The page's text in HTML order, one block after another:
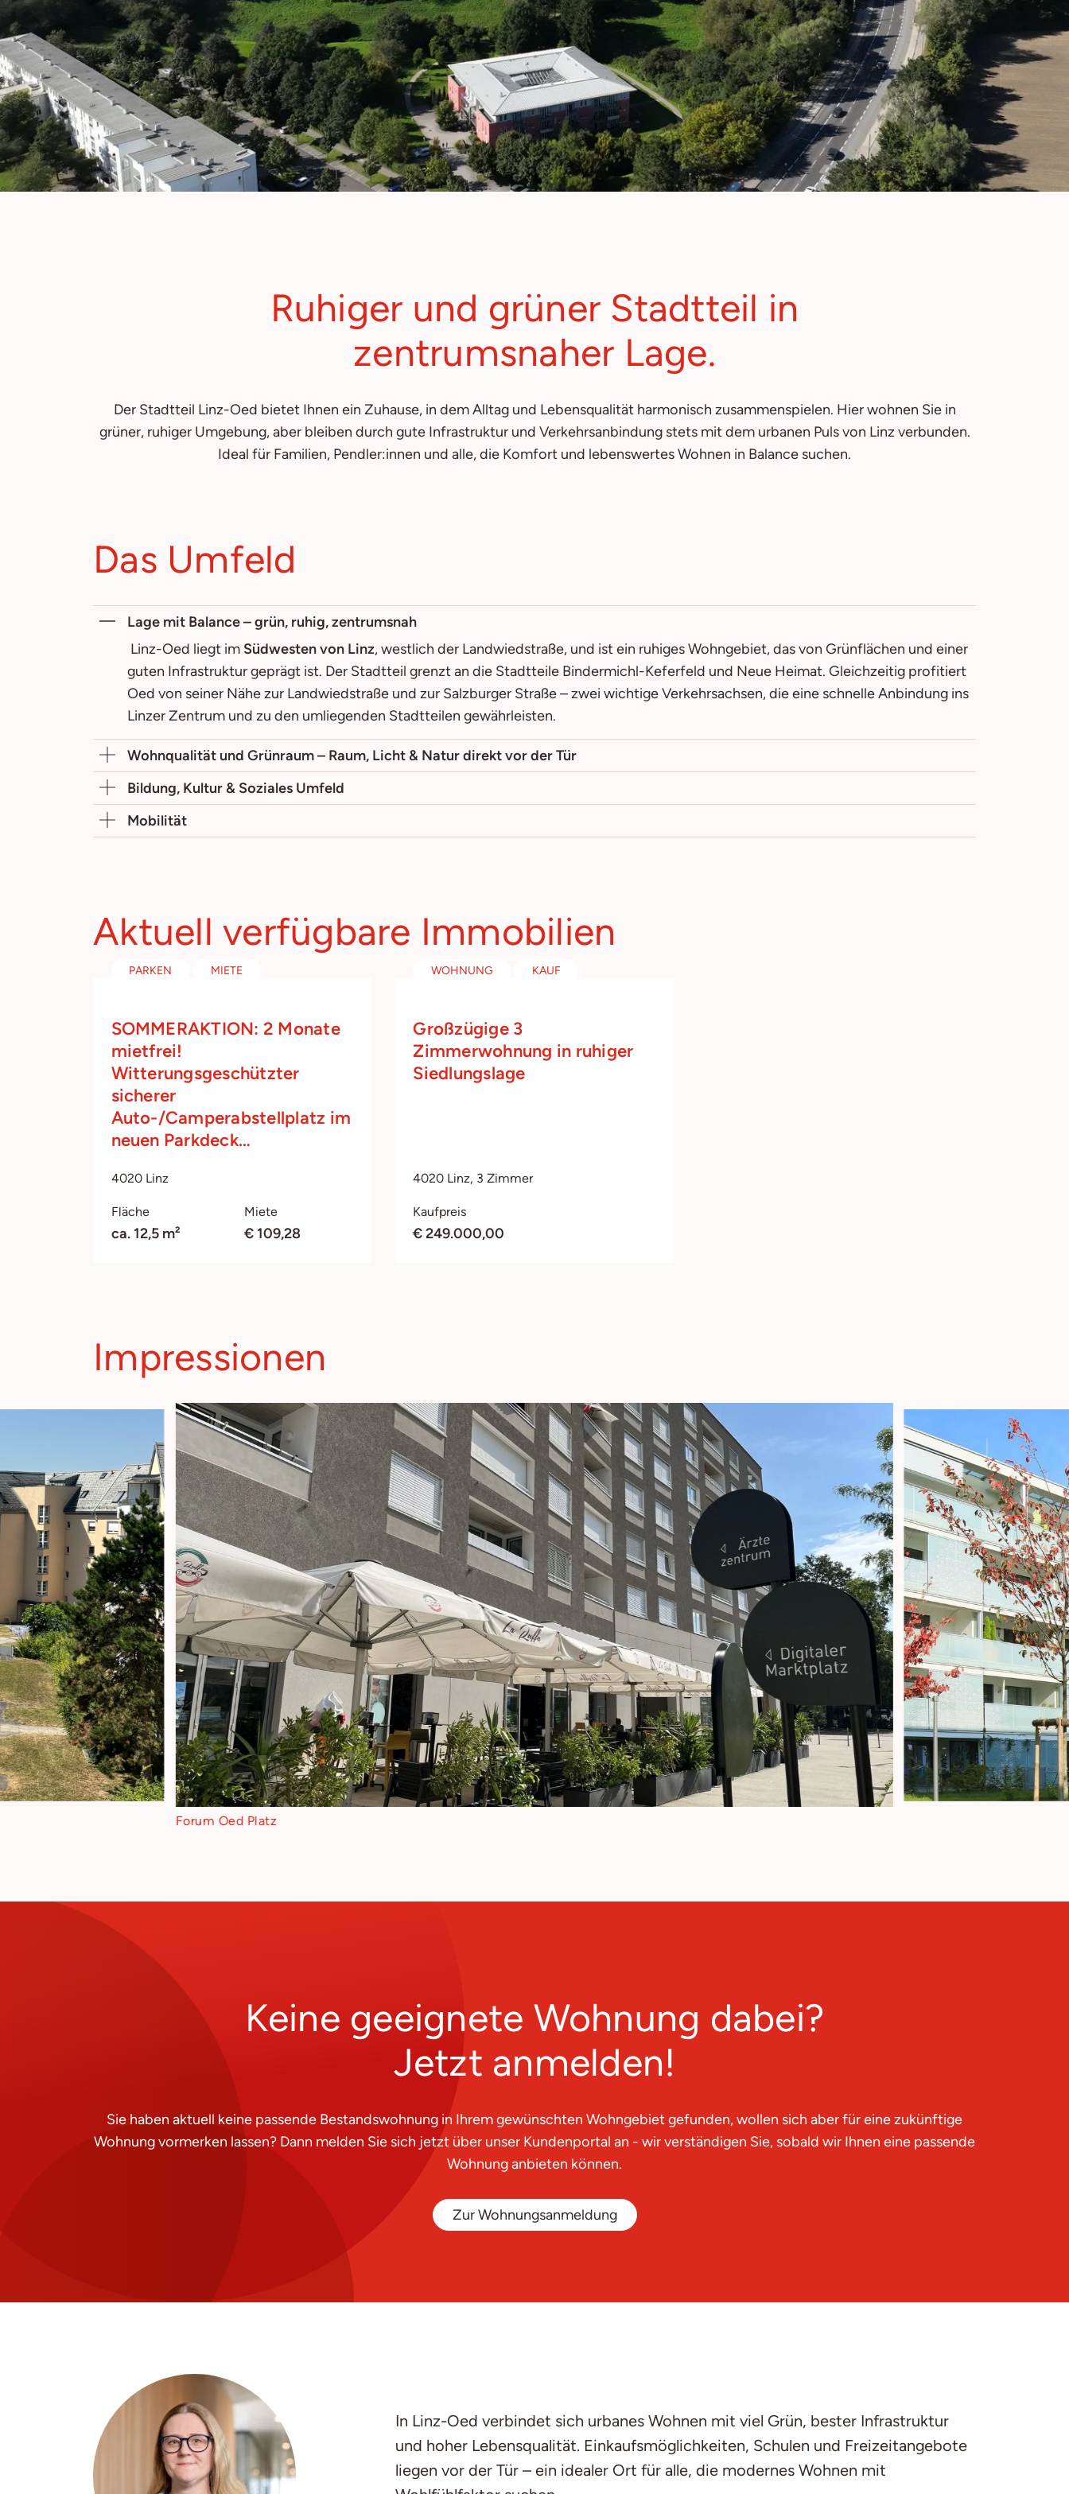
Ruhiger und grüner Stadtteil in
zentrumsnaher Lage.
Der Stadtteil Linz-Oed bietet Ihnen ein Zuhause, in dem Alltag und Lebensqualität harmonisch zusammenspielen. Hier wohnen Sie in
grüner, ruhiger Umgebung, aber bleiben durch gute Infrastruktur und Verkehrsanbindung stets mit dem urbanen Puls von Linz verbunden.
Ideal für Familien, Pendler:innen und alle, die Komfort und lebenswertes Wohnen in Balance suchen.
Das Umfeld
Lage mit Balance – grün, ruhig, zentrumsnah
Linz-Oed liegt im Südwesten von Linz, westlich der Landwiedstraße, und ist ein ruhiges Wohngebiet, das von Grünflächen und einer
guten Infrastruktur geprägt ist. Der Stadtteil grenzt an die Stadtteile Bindermichl-Keferfeld und Neue Heimat. Gleichzeitig profitiert
Oed von seiner Nähe zur Landwiedstraße und zur Salzburger Straße – zwei wichtige Verkehrsachsen, die eine schnelle Anbindung ins
Linzer Zentrum und zu den umliegenden Stadtteilen gewährleisten.
Wohnqualität und Grünraum – Raum, Licht & Natur direkt vor der Tür
Bildung, Kultur & Soziales Umfeld
Mobilität
Aktuell verfügbare Immobilien
PARKEN MIETE
SOMMERAKTION: 2 Monate
mietfrei!
Witterungsgeschützter
sicherer
Auto-/Camperabstellplatz im
neuen Parkdeck…
4020 Linz
Fläche
ca. 12,5 m²
Miete
€ 109,28
WOHNUNG KAUF
Großzügige 3
Zimmerwohnung in ruhiger
Siedlungslage
4020 Linz, 3 Zimmer
Kaufpreis
€ 249.000,00
Impressionen
Forum Oed Platz
Keine geeignete Wohnung dabei?
Jetzt anmelden!
Sie haben aktuell keine passende Bestandswohnung in Ihrem gewünschten Wohngebiet gefunden, wollen sich aber für eine zukünftige
Wohnung vormerken lassen? Dann melden Sie sich jetzt über unser Kundenportal an - wir verständigen Sie, sobald wir Ihnen eine passende
Wohnung anbieten können.
Zur Wohnungsanmeldung
In Linz-Oed verbindet sich urbanes Wohnen mit viel Grün, bester Infrastruktur
und hoher Lebensqualität. Einkaufsmöglichkeiten, Schulen und Freizeitangebote
liegen vor der Tür – ein idealer Ort für alle, die modernes Wohnen mit